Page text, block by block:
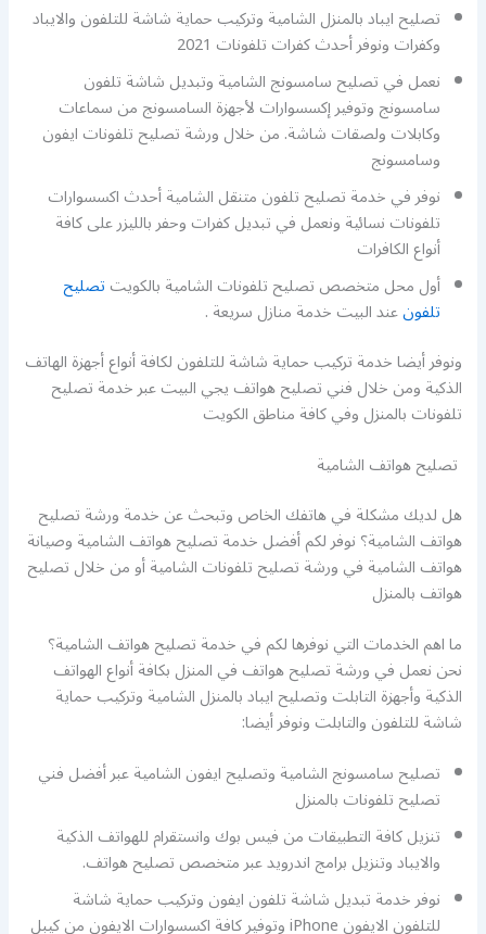
تصليح ايباد بالمنزل الشامية وتركيب حماية شاشة للتلفون والايباد
وكفرات ونوفر أحدث كفرات تلفونات 2021
نعمل في تصليح سامسونج الشامية وتبديل شاشة تلفون
سامسونج وتوفير إكسسوارات لأجهزة السامسونج من سماعات
وكابلات ولصقات شاشة. من خلال ورشة تصليح تلفونات ايفون
وسامسونج
نوفر في خدمة تصليح تلفون متنقل الشامية أحدث اكسسوارات
تلفونات نسائية ونعمل في تبديل كفرات وحفر بالليزر على كافة
أنواع الكافرات
أول محل متخصص تصليح تلفونات الشامية بالكويتتصليح
تلفونعند البيت خدمة منازل سريعة .
ونوفر أيضا خدمة تركيب حماية شاشة للتلفون لكافة أنواع أجهزة الهاتف
الذكية ومن خلال فني تصليح هواتف يجي البيت عبر خدمة تصليح
تلفونات بالمنزل وفي كافة مناطق الكويت
تصليح هواتف الشامية
هل لديك مشكلة في هاتفك الخاص وتبحث عن خدمة ورشة تصليح
هواتف الشامية؟ نوفر لكم أفضل خدمة تصليح هواتف الشامية وصيانة
هواتف الشامية في ورشة تصليح تلفونات الشامية أو من خلال تصليح
هواتف بالمنزل
ما اهم الخدمات التي نوفرها لكم في خدمة تصليح هواتف الشامية؟
نحن نعمل في ورشة تصليح هواتف في المنزل بكافة أنواع الهواتف
الذكية وأجهزة التابلت وتصليح ايباد بالمنزل الشامية وتركيب حماية
شاشة للتلفون والتابلت ونوفر أيضا:
تصليح سامسونج الشامية وتصليح ايفون الشامية عبر أفضل فني
تصليح تلفونات بالمنزل
تنزيل كافة التطبيقات من فيس بوك وانستقرام للهواتف الذكية
والايباد وتنزيل برامج اندرويد عبر متخصص تصليح هواتف.
نوفر خدمة تبديل شاشة تلفون ايفون وتركيب حماية شاشة
للتلفون الايفون iPhone وتوفير كافة اكسسوارات الايفون من كيبل